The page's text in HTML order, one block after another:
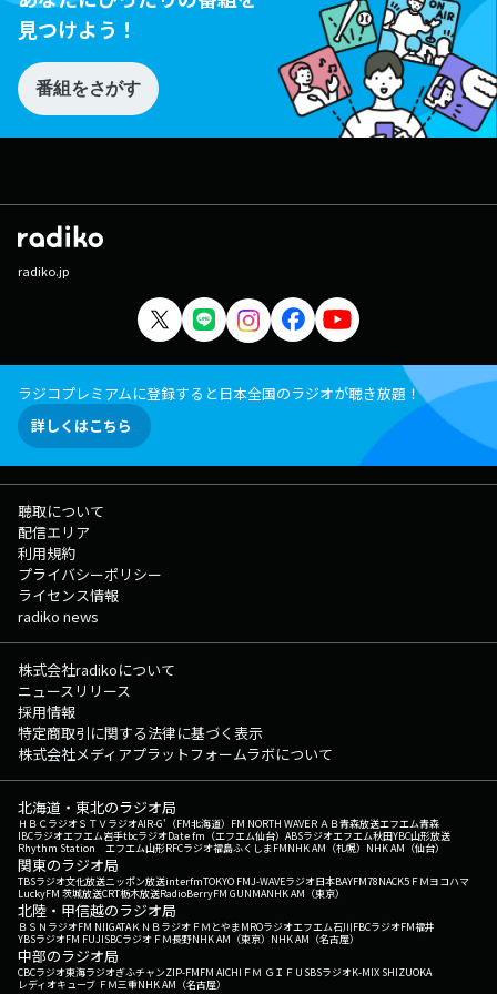
見つけよう！
番組をさがす
radiko.jp
ラジコプレミアムに登録すると日本全国のラジオが聴き放題！
詳しくはこちら
聴取について
配信エリア
利用規約
プライバシーポリシー
ライセンス情報
radiko news
株式会社radikoについて
ニュースリリース
採用情報
特定商取引に関する法律に基づく表示
株式会社メディアプラットフォームラボについて
北海道・東北のラジオ局
ＨＢＣラジオＳＴＶラジオAIR-G'（FM北海道） FM NORTH WAVEＲＡＢ青森放送エフエム青森
IBCラジオエフエム岩手tbcラジオDate fm（エフエム仙台） ABSラジオエフエム秋田YBC山形放送
Rhythm Station エフエム山形RFCラジオ福島ふくしまFMNHK AM（札幌） NHK AM（仙台）
関東のラジオ局
TBSラジオ文化放送ニッポン放送interfmTOKYO FMJ-WAVEラジオ日本BAYFM78NACK5 ＦＭヨコハマ
LuckyFM 茨城放送CRT栃木放送RadioBerryFM GUNMANHK AM（東京）
北陸・甲信越のラジオ局
ＢＳＮラジオFM NIIGATAＫＮＢラジオ ＦＭとやまMROラジオエフエム石川FBCラジオFM福井
YBSラジオFM FUJISBCラジオ ＦＭ長野NHK AM（東京） NHK AM（名古屋）
中部のラジオ局
CBCラジオ東海ラジオぎふチャンZIP-FMFM AICHI ＦＭ ＧＩＦＵ SBSラジオK-MIX SHIZUOKA
レディオキューブ ＦＭ三重NHK AM（名古屋）